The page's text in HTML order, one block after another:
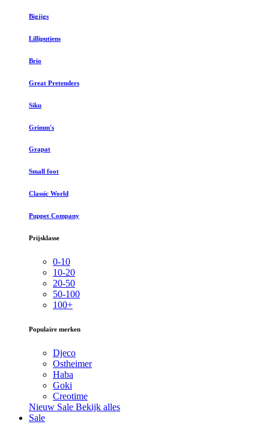
Bigjigs
Lilliputiens
Brio
Great Pretenders
Siku
Grimm's
Grapat
Small foot
Classic World
Puppet Company
Prijsklasse
0-10
10-20
20-50
50-100
100+
Populaire merken
Djeco
Ostheimer
Haba
Goki
Creotime
Nieuw Sale Bekijk alles
Sale